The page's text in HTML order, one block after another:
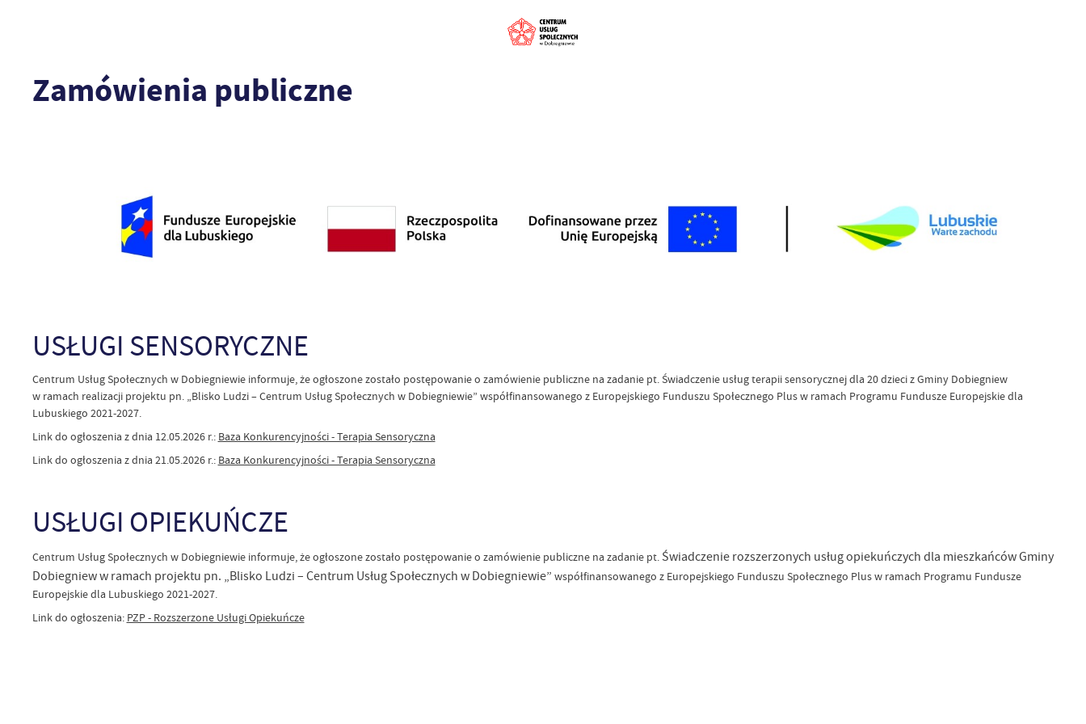
Zamówienia publiczne
USŁUGI SENSORYCZNE
Centrum Usług Społecznych w Dobiegniewie informuje, że ogłoszone zostało postępowanie o zamówienie publiczne na zadanie pt. Świadczenie usług terapii sensorycznej dla 20 dzieci z Gminy Dobiegniew
w ramach realizacji projektu pn. „Blisko Ludzi – Centrum Usług Społecznych w Dobiegniewie” współfinansowanego z Europejskiego Funduszu Społecznego Plus w ramach Programu Fundusze Europejskie dla
Lubuskiego 2021-2027.
Link do ogłoszenia z dnia 12.05.2026 r.: Baza Konkurencyjności - Terapia Sensoryczna
Link do ogłoszenia z dnia 21.05.2026 r.: Baza Konkurencyjności - Terapia Sensoryczna
USŁUGI OPIEKUŃCZE
Centrum Usług Społecznych w Dobiegniewie informuje, że ogłoszone zostało postępowanie o zamówienie publiczne na zadanie pt. Świadczenie rozszerzonych usług opiekuńczych dla mieszkańców Gminy
Dobiegniew w ramach projektu pn. „Blisko Ludzi – Centrum Usług Społecznych w Dobiegniewie” współfinansowanego z Europejskiego Funduszu Społecznego Plus w ramach Programu Fundusze
Europejskie dla Lubuskiego 2021-2027.
Link do ogłoszenia: PZP - Rozszerzone Usługi Opiekuńcze